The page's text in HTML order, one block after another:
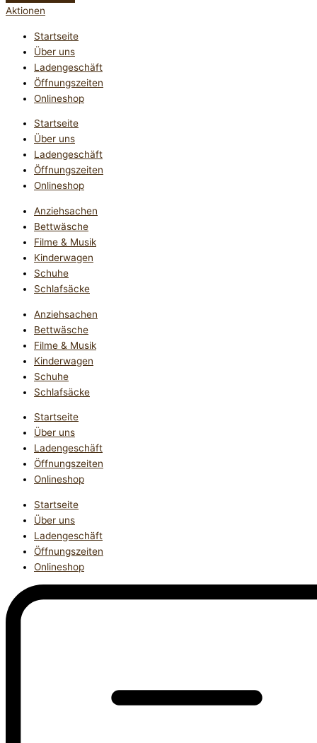
Aktionen
Startseite
Über uns
Ladengeschäft
Öffnungszeiten
Onlineshop
Startseite
Über uns
Ladengeschäft
Öffnungszeiten
Onlineshop
Anziehsachen
Bettwäsche
Filme & Musik
Kinderwagen
Schuhe
Schlafsäcke
Anziehsachen
Bettwäsche
Filme & Musik
Kinderwagen
Schuhe
Schlafsäcke
Startseite
Über uns
Ladengeschäft
Öffnungszeiten
Onlineshop
Startseite
Über uns
Ladengeschäft
Öffnungszeiten
Onlineshop